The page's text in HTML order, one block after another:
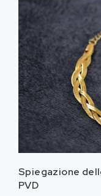
Spiegazione
PVD